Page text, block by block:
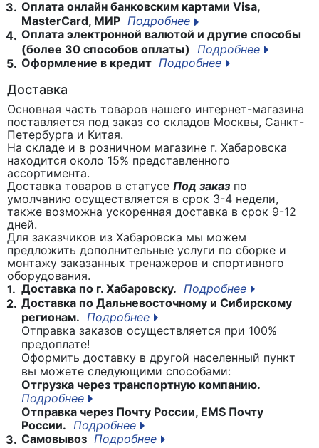
3. Оплата онлайн банковским картами Visa,
MasterCard, МИР Подробнее
4. Оплата электронной валютой и другие способы
(более 30 способов оплаты)
Подробнее
5. Оформление в кредит Подробнее
Доставка
Основная часть товаров нашего интернет-магазина
поставляется под заказ со складов Москвы, Санкт-
Петербурга и Китая.
На складе и в розничном магазине г. Хабаровска
находится около 15% представленного
ассортимента.
Доставка товаров в статусе Под заказ по
умолчанию осуществляется в срок 3-4 недели,
также возможна ускоренная доставка в срок 9-12
дней.
Для заказчиков из Хабаровска мы можем
предложить дополнительные услуги по сборке и
монтажу заказанных тренажеров и спортивного
оборудования.
1. Доставка по г. Хабаровску. Подробнее
2. Доставка по Дальневосточному и Сибирскому
регионам. Подробнее
Отправка заказов осуществляется при 100%
предоплате!
Оформить доставку в другой населенный пункт
вы можете следующими способами:
Отгрузка через транспортную компанию.
Подробнее
Отправка через Почту России, EMS Почту
России. Подробнее
3. Самовывоз Подробнее